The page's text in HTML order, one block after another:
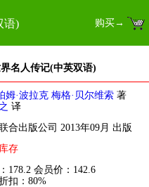
语) 购买→
名人传记(中英双语)
姆·波拉克 梅格·贝尔维索 著
译
合出版公司 2013年09月 出版
存
178.2 会员价：142.6
扣：80%